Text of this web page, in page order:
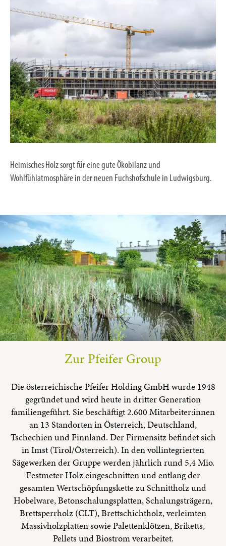
Heimisches Holz sorgt für eine gute Ökobilanz und
Wohlfühlatmosphäre in der neuen Fuchshofschule in Ludwigsburg.
Zur Pfeifer Group
Die österreichische Pfeifer Holding GmbH wurde 1948
gegründet und wird heute in dritter Generation
familiengeführt. Sie beschäftigt 2.600 Mitarbeiter:innen
an 13 Standorten in Österreich, Deutschland,
Tschechien und Finnland. Der Firmensitz befindet sich
in Imst (Tirol/Österreich). In den vollintegrierten
Sägewerken der Gruppe werden jährlich rund 5,4 Mio.
Festmeter Holz eingeschnitten und entlang der
gesamten Wertschöpfungskette zu Schnittholz und
Hobelware, Betonschalungsplatten, Schalungsträgern,
Brettsperrholz (CLT), Brettschichtholz, verleimten
Massivholzplatten sowie Palettenklötzen, Briketts,
Pellets und Biostrom verarbeitet.